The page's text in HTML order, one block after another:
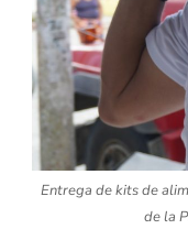
Entrega de kits de
de la